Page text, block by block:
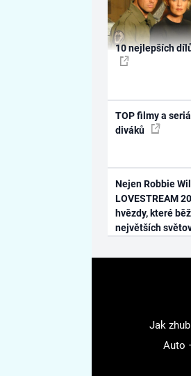
10 nejlepších
TOP filmy a
diváků
Nejen Robbie
LOVESTREAM
hvězdy, které
největších
Jak
Auto